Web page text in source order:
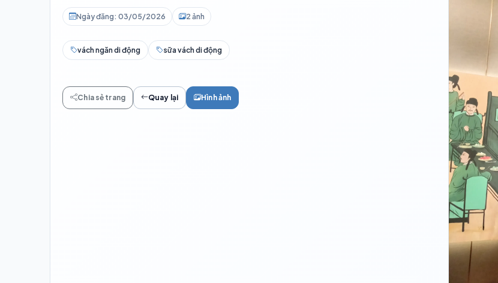
Ngày đăng: 03/05/2026 2 ảnh
vách ngăn di động sữa vách di động
Chia sẻ trang Quay lại Hình ảnh